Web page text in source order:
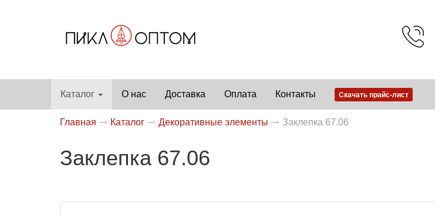
Каталог О нас Доставка Оплата Контакты Скачать прайс-лист
Главная Каталог Декоративные элементы Заклепка 67.06
Заклепка 67.06